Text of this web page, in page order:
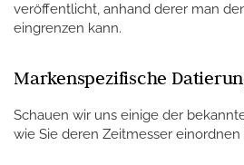
veröffentlicht, anhand derer man
eingrenzen kann.
Markenspezifische
Schauen wir uns einige der
wie Sie deren Zeitmesser einordnen